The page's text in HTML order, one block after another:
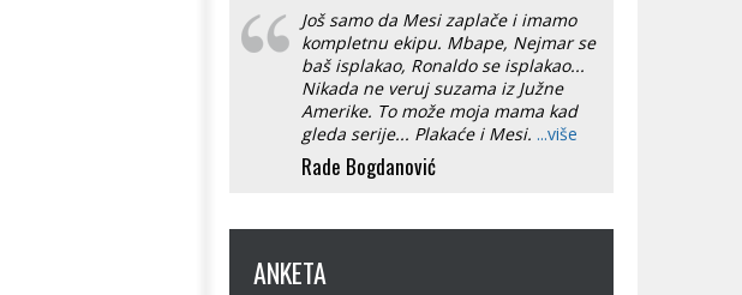
Još samo da Mesi zaplače i imamo
kompletnu ekipu. Mbape, Nejmar se
baš isplakao, Ronaldo se isplakao...
Nikada ne veruj suzama iz Južne
Amerike. To može moja mama kad
gleda serije... Plakaće i Mesi. ...više
Rade Bogdanović
ANKETA